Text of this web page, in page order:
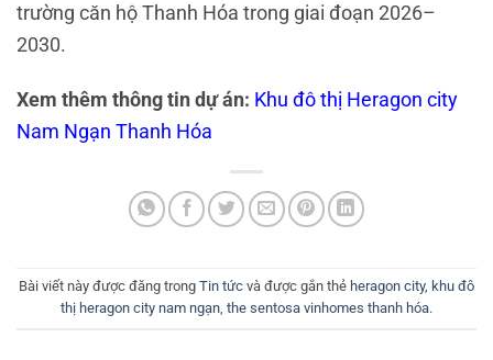
trường căn hộ Thanh Hóa trong giai đoạn 2026–
2030.
Xem thêm thông tin dự án: Khu đô thị Heragon city
Nam Ngạn Thanh Hóa
Bài viết này được đăng trong Tin tức và được gắn thẻ heragon city, khu đô
thị heragon city nam ngạn, the sentosa vinhomes thanh hóa.